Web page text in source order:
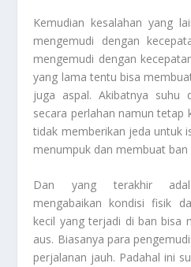
Kemudian kesalahan yang
mengemudi dengan
mengemudi dengan
yang lama tentu bisa
juga aspal. Akibatnya
secara perlahan namun tetap
tidak memberikan jeda untuk
menumpuk dan membuat ban
Dan yang terakhir
mengabaikan kondisi fisik
kecil yang terjadi di ban bisa
aus. Biasanya para
perjalanan jauh. Padahal ini